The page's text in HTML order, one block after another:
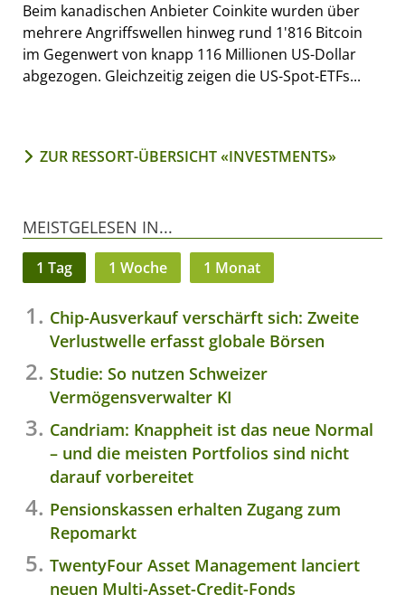
Beim kanadischen Anbieter Coinkite wurden über
mehrere Angriffswellen hinweg rund 1'816 Bitcoin
im Gegenwert von knapp 116 Millionen US-Dollar
abgezogen. Gleichzeitig zeigen die US-Spot-ETFs...
ZUR RESSORT-ÜBERSICHT «INVESTMENTS»
MEISTGELESEN IN...
1 Tag 1 Woche 1 Monat
Chip-Ausverkauf verschärft sich: Zweite
Verlustwelle erfasst globale Börsen
Studie: So nutzen Schweizer
Vermögensverwalter KI
Candriam: Knappheit ist das neue Normal
– und die meisten Portfolios sind nicht
darauf vorbereitet
Pensionskassen erhalten Zugang zum
Repomarkt
TwentyFour Asset Management lanciert
neuen Multi-Asset-Credit-Fonds